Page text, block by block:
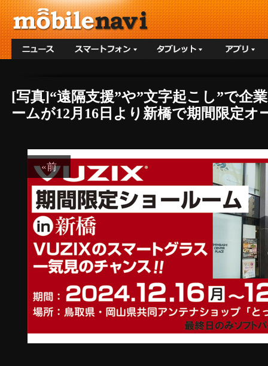
[写真]“遠隔支援”や”文字起こし”で企
ームが12月16日より新橋で期間限定オ
«前